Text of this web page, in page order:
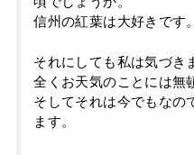
信州の紅葉は大好きです。
それにしても私は気づき
全くお天気のことには無
そしてそれは今でもなの
ます。